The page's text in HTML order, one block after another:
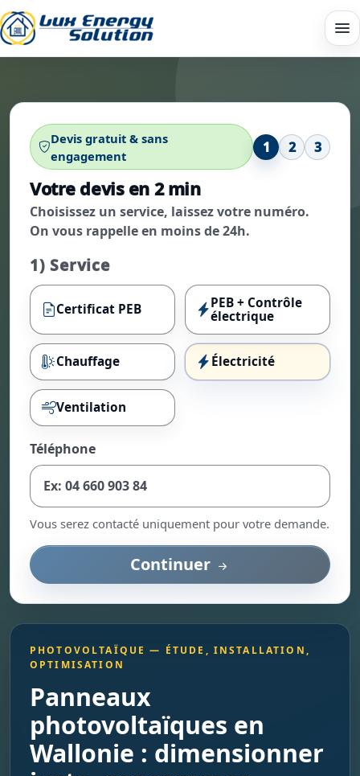
PHOTOVOLTAÏQUE — ÉTUDE, INSTALLATION,
OPTIMISATION
Panneaux
photovoltaïques en
Wallonie : dimensionner
Devis gratuit & sans
engagement
1 2 3
Votre devis en 2 min
Choisissez un service, laissez votre numéro.
On vous rappelle en moins de 24h.
1) Service
Certificat PEB
PEB + Contrôle
électrique
Chauffage Électricité
Ventilation
Téléphone
Vous serez contacté uniquement pour votre demande.
Continuer